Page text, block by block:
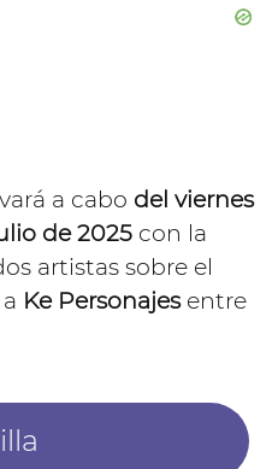
a cabo del viernes
de 2025 con la
artistas sobre el
Ke Personajesentre